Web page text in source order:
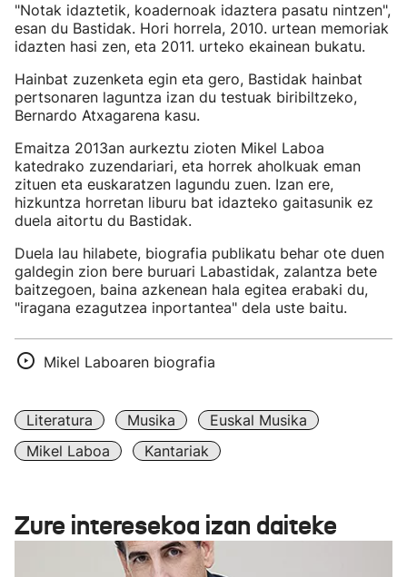
"Notak idaztetik, koadernoak idaztera pasatu nintzen",
esan du Bastidak. Hori horrela, 2010. urtean memoriak
idazten hasi zen, eta 2011. urteko ekainean bukatu.
Hainbat zuzenketa egin eta gero, Bastidak hainbat
pertsonaren laguntza izan du testuak biribiltzeko,
Bernardo Atxagarena kasu.
Emaitza 2013an aurkeztu zioten Mikel Laboa
katedrako zuzendariari, eta horrek aholkuak eman
zituen eta euskaratzen lagundu zuen. Izan ere,
hizkuntza horretan liburu bat idazteko gaitasunik ez
duela aitortu du Bastidak.
Duela lau hilabete, biografia publikatu behar ote duen
galdegin zion bere buruari Labastidak, zalantza bete
baitzegoen, baina azkenean hala egitea erabaki du,
"iragana ezagutzea inportantea" dela uste baitu.
Mikel Laboaren biografia
Literatura Musika
Euskal Musika
Mikel Laboa
Kantariak
Zure interesekoa izan daiteke